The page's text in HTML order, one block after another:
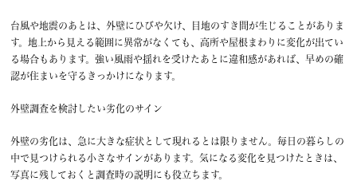
台風や地震のあとは、外壁にひびや欠け、目地のすき間が生じることがありま
す。地上から見える範囲に異常がなくても、高所や屋根まわりに変化が出てい
る場合もあります。強い風雨や揺れを受けたあとに違和感があれば、早めの確
認が住まいを守るきっかけになります。
外壁調査を検討したい劣化のサイン
外壁の劣化は、急に大きな症状として現れるとは限りません。毎日の暮らしの
中で見つけられる小さなサインがあります。気になる変化を見つけたときは、
写真に残しておくと調査時の説明にも役立ちます。